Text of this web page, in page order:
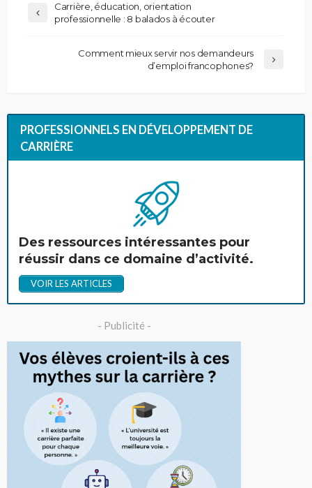
Carrière, éducation, orientation
professionnelle : 8 balados à écouter
Comment mieux servir nos demandeurs
d’emploi francophones?
PROFESSIONNELS EN DÉVELOPPEMENT DE
CARRIÈRE
Des ressources intéressantes pour
réussir dans ce domaine d’activité.
VOIR LES ARTICLES
- Publicité -